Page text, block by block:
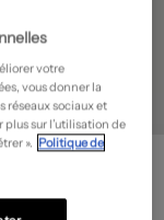
votre
vous donner la
réseaux sociaux et
plus sur l’utilisation de
». Politique de